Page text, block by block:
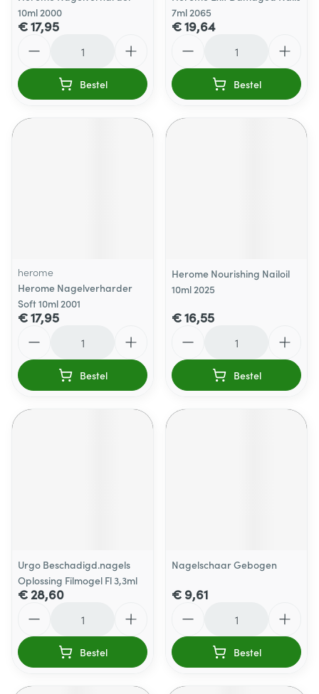
10ml 2000
€ 17,95
Bestel
7ml 2065
€ 19,64
Bestel
herome
Herome Nagelverharder
Soft 10ml 2001
€ 17,95
Bestel
Herome Nourishing Nailoil
10ml 2025
€ 16,55
Bestel
Urgo Beschadigd.nagels
Oplossing Filmogel Fl 3,3ml
€ 28,60
Bestel
Nagelschaar Gebogen
€ 9,61
Bestel